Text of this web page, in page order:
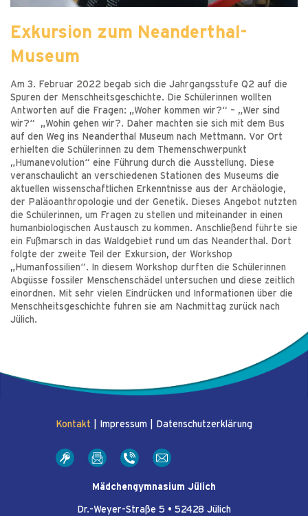
Exkursion zum Neanderthal-
Museum
Am 3. Februar 2022 begab sich die Jahrgangsstufe Q2 auf die
Spuren der Menschheitsgeschichte. Die Schülerinnen wollten
Antworten auf die Fragen: „Woher kommen wir?“ – „Wer sind
wir?“ „Wohin gehen wir?. Daher machten sie sich mit dem Bus
auf den Weg ins Neanderthal Museum nach Mettmann. Vor Ort
erhielten die Schülerinnen zu dem Themenschwerpunkt
„Humanevolution“ eine Führung durch die Ausstellung. Diese
veranschaulicht an verschiedenen Stationen des Museums die
aktuellen wissenschaftlichen Erkenntnisse aus der Archäologie,
der Paläoanthropologie und der Genetik. Dieses Angebot nutzten
die Schülerinnen, um Fragen zu stellen und miteinander in einen
humanbiologischen Austausch zu kommen. Anschließend führte sie
ein Fußmarsch in das Waldgebiet rund um das Neanderthal. Dort
folgte der zweite Teil der Exkursion, der Workshop
„Humanfossilien“. In diesem Workshop durften die Schülerinnen
Abgüsse fossiler Menschenschädel untersuchen und diese zeitlich
einordnen. Mit sehr vielen Eindrücken und Informationen über die
Menschheitsgeschichte fuhren sie am Nachmittag zurück nach
Jülich.
Kontakt Impressum Datenschutzerklärung
Mädchengymnasium Jülich
Dr.-Weyer-Straße 5 • 52428 Jülich